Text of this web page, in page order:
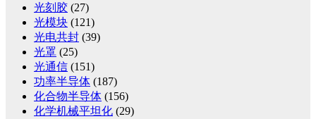
光刻胶 (27)
光模块 (121)
光电共封 (39)
光罩 (25)
光通信 (151)
功率半导体 (187)
化合物半导体 (156)
化学机械平坦化 (29)